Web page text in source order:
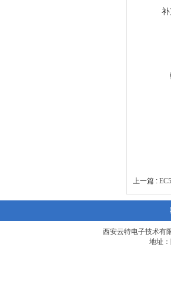
补
上一篇 :
西安云特电子技术有
地址